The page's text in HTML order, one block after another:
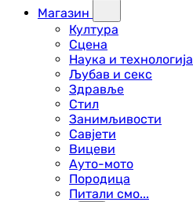
Магазин
Култура
Сцена
Наука и технологија
Љубав и секс
Здравље
Стил
Занимљивости
Савјети
Вицеви
Ауто-мото
Породица
Питали смо...